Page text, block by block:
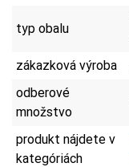
typ obalu
zákazková výroba
odberové
množstvo
produkt nájdete v
kategóriách